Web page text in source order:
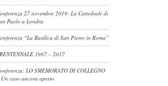
27 novembre 2019: La Cattedrale di
Paolo a Londra
“La Basilica di San Pietro in Roma”
1987 – 2017
LO SMEMORATO DI COLLEGNO
caso ancora aperto